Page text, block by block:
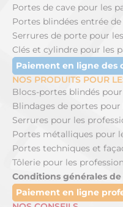
Portes de cave pour les
Portes blindées entrée
Serrures de porte pour
Clés et cylindre pour les
Paiement en ligne des
NOS PRODUITS POUR
Blocs-portes blindés
Blindages de portes
Serrures pour les
Portes métalliques pour
Portes techniques et
Tôlerie pour les
Conditions générales
Paiement en ligne